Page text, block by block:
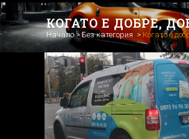
КОГАТО Е ДОБРЕ,
Начало>Без категория > Когато е